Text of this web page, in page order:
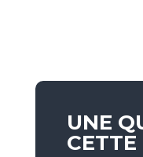
UNE
CETTE